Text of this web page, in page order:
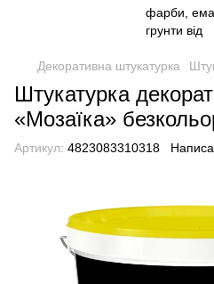
Декоративна штукатурка
Штукатурка
«Мозаїка»
Артикул: 4823083310318